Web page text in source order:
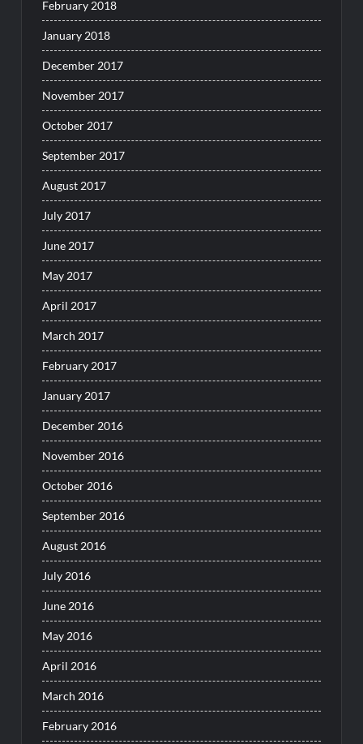
February 2018
January 2018
December 2017
November 2017
October 2017
September 2017
August 2017
July 2017
June 2017
May 2017
April 2017
March 2017
February 2017
January 2017
December 2016
November 2016
October 2016
September 2016
August 2016
July 2016
June 2016
May 2016
April 2016
March 2016
February 2016